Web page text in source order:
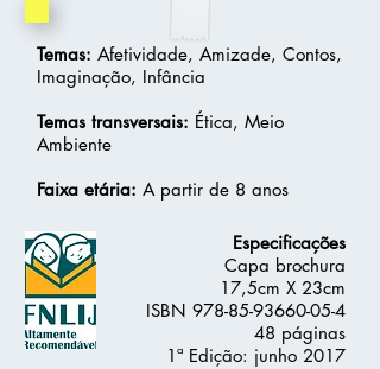
Especificações
Capa brochura
17,5cm X 23cm
ISBN 978-85-93660-05-4
48 páginas
1ª Edição: junho 2017
Temas: Afetividade, Amizade, Contos,
Imaginação, Infância
Temas transversais: Ética, Meio
Ambiente
Faixa etária: A partir de 8 anos